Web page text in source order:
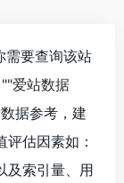
需要查询该站
""爱站数据
据参考，建
估因素如：
及索引量、用